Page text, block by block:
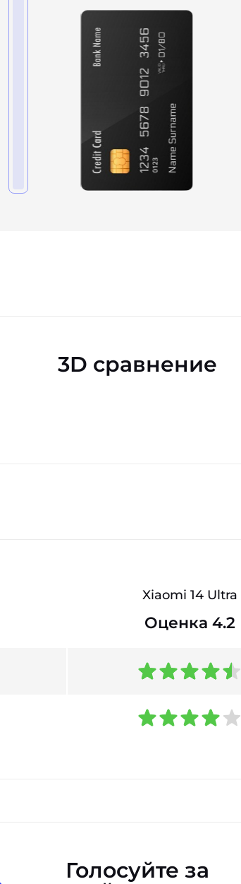
3D сравнение
Xiaomi 14 Ultra
Оценка 4.2
Голосуйте за